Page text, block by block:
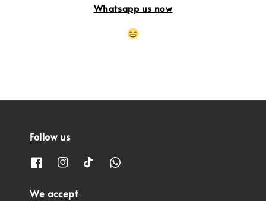
Whatsapp us now
Follow us
We accept